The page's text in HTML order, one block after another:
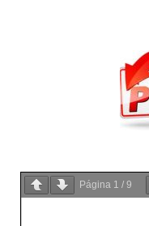
Página 1 / 9